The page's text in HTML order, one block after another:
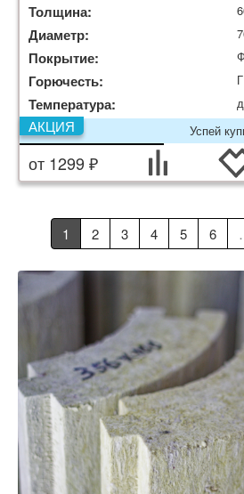
Толщина:
Диаметр:
Покрытие:
Горючесть:
Температура:
Успей
АКЦИЯ
от 1299 ₽
1 2 3 4 5 6